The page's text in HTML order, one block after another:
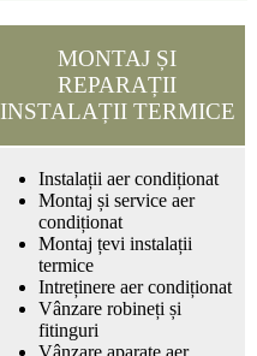
MONTAJ ȘI
REPARAȚII
INSTALAȚII TERMICE
Instalații aer condiționat
Montaj și service aer
condiționat
Montaj țevi instalații
termice
Intreținere aer condiționat
Vânzare robineți și
fitinguri